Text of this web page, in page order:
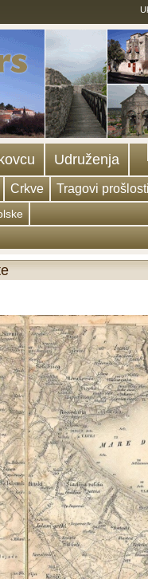
Udruženja
Crkve Tragovi